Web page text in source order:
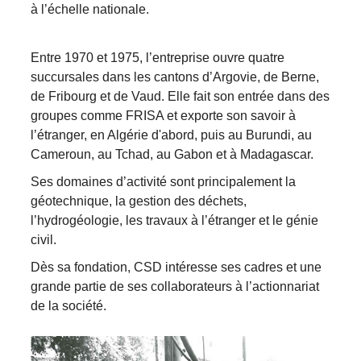
à l’échelle nationale.
Entre 1970 et 1975, l’entreprise ouvre quatre
succursales dans les cantons d’Argovie, de Berne,
de Fribourg et de Vaud. Elle fait son entrée dans des
groupes comme FRISA et exporte son savoir à
l’étranger, en Algérie d'abord, puis au Burundi, au
Cameroun, au Tchad, au Gabon et à Madagascar.
Ses domaines d’activité sont principalement la
géotechnique, la gestion des déchets,
l’hydrogéologie, les travaux à l’étranger et le génie
civil.
Dès sa fondation, CSD intéresse ses cadres et une
grande partie de ses collaborateurs à l’actionnariat
de la société.